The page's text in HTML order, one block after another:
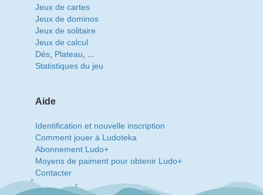
Jeux de cartes
Jeux de dominos
Jeux de solitaire
Jeux de calcul
Dés Plateau
Statistiques du jeu
Aide
Identification et nouvelle inscription
Comment jouer à Ludoteka
Abonnement Ludo+
Moyens de paiment pour obtenir Ludo+
Contacter